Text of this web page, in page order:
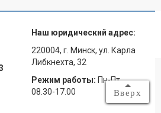
Вверх
Наш юридический адрес:
220004, г. Минск, ул. Карла
Либкнехта, 32
Режим работы: Пн-Пт
08.30-17.00